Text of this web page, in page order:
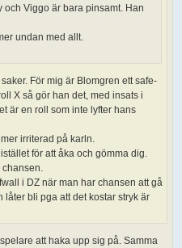
Viggo är bara pinsamt. Han
undan med allt.
För mig är Blomgren ett safe-
X så gör han det, med insats i
är en roll som inte lyfter hans
irriterad på karln.
för att åka och gömma dig.
chansen.
i DZ när man har chansen att gå
låter bli pga att det kostar stryk är
att haka upp sig på. Samma